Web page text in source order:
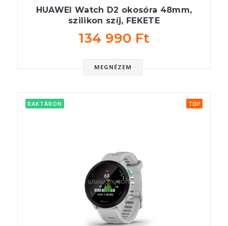
HUAWEI Watch D2 okosóra 48mm,
szilikon szíj, FEKETE
134 990 Ft
MEGNÉZEM
RAKTÁRON TOP